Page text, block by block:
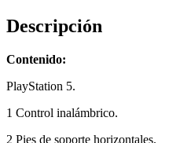
Descripción
Contenido:
PlayStation 5.
1 Control inalámbrico.
2 Pies de soporte horizontales.